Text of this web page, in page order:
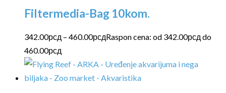
Filtermedia-Bag 10kom.
342.00рсд – 460.00рсдRaspon cena: od 342.00рсд do
460.00рсд